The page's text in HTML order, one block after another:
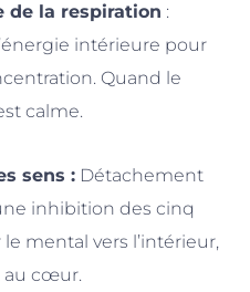
de la respiration :
intérieure pour
Quand le
calme.
sens : Détachement
inhibition des cinq
le mental vers l’intérieur,
au cœur.